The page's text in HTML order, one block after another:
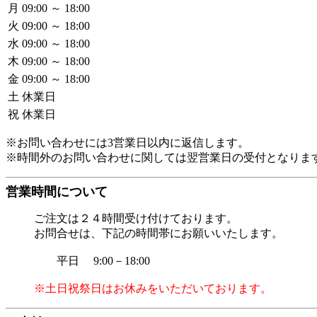
月 09:00 ～ 18:00
火 09:00 ～ 18:00
水 09:00 ～ 18:00
木 09:00 ～ 18:00
金 09:00 ～ 18:00
土 休業日
祝 休業日
※お問い合わせには3営業日以内に返信します。
※時間外のお問い合わせに関しては翌営業日の受付となりま
営業時間について
ご注文は２４時間受け付けております。
お問合せは、下記の時間帯にお願いいたします。
平日 9:00－18:00
※土日祝祭日はお休みをいただいております。